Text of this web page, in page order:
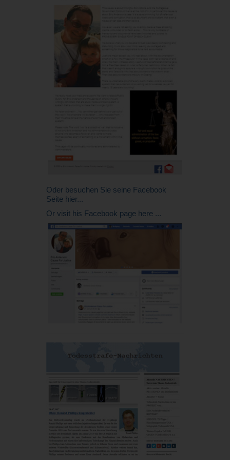
Oder besuchen Sie seine Facebook
Seite hier...
Or visit his Facebook page here ...